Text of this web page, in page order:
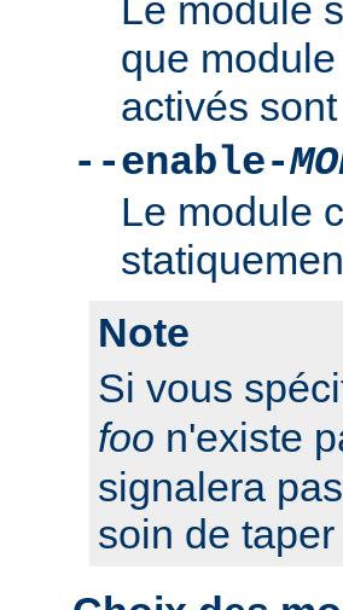
Le module
que
activés
--enable-
Le module
Note
Si vous
foo n'existe
signalera
soin de